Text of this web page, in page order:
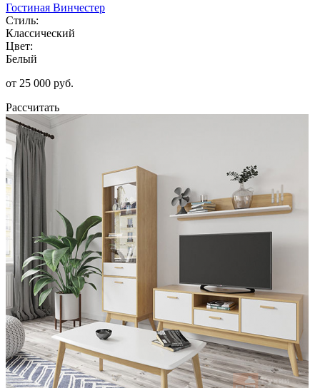
Гостиная Винчестер
Стиль:
Классический
Цвет:
Белый
от 25 000 руб.
Рассчитать